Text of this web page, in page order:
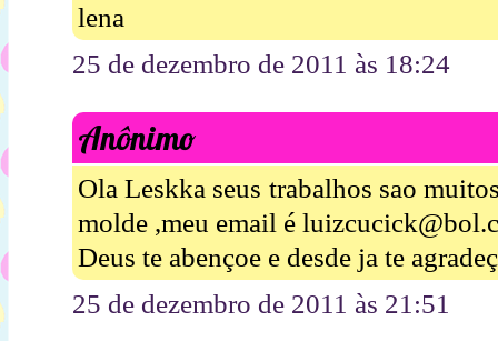
lena
25 de dezembro de 2011 às 18:24
Anônimo
Ola Leskka seus trabalhos sao
molde ,meu email é
Deus te abençoe e desde ja te
25 de dezembro de 2011 às 21:51